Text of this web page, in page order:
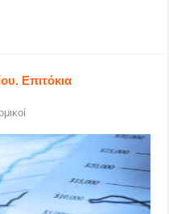
Επιτόκια